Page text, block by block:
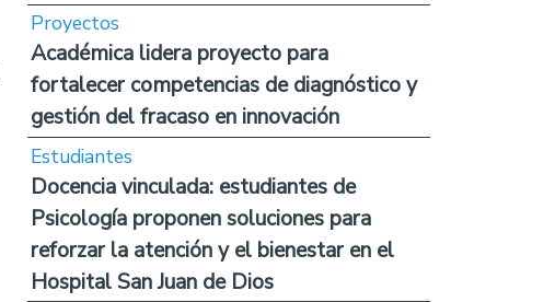
Proyectos
Académica lidera proyecto para
fortalecer competencias de diagnóstico y
gestión del fracaso en innovación
Estudiantes
Docencia vinculada: estudiantes de
Psicología proponen soluciones para
reforzar la atención y el bienestar en el
Hospital San Juan de Dios